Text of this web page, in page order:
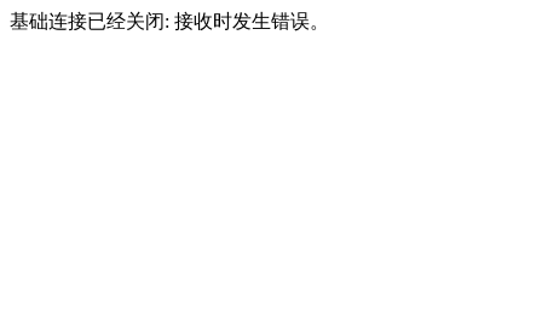
基础连接已经关闭: 接收时发生错误。